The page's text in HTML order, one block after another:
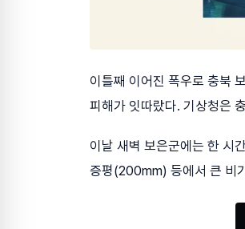
이틀째 이어진 폭우로 충북
피해가 잇따랐다. 기상청은
이날 새벽 보은군에는 한
증평(200mm) 등에서 큰 비